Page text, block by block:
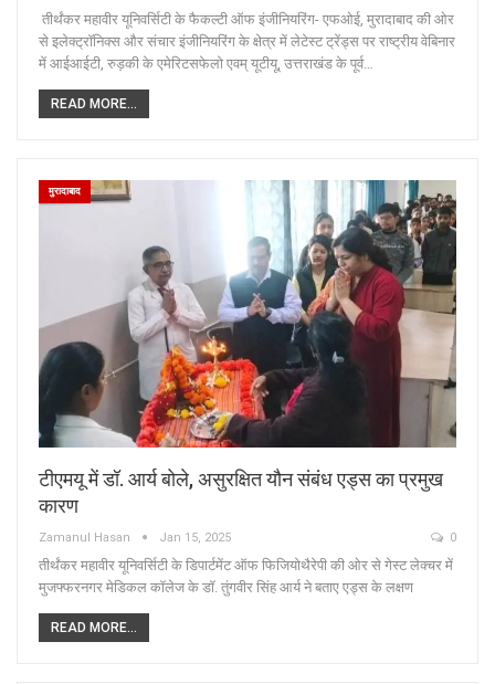
तीर्थंकर महावीर यूनिवर्सिटी के फैकल्टी ऑफ इंजीनियरिंग- एफओई, मुरादाबाद की ओर
से इलेक्ट्रॉनिक्स और संचार इंजीनियरिंग के क्षेत्र में लेटेस्ट ट्रेंड्स पर राष्ट्रीय वेबिनार
में आईआईटी, रुड़की के एमेरिटसफेलो एवम् यूटीयू, उत्तराखंड के पूर्व…
READ MORE...
मुरादाबाद
टीएमयू में डॉ. आर्य बोले, असुरक्षित यौन संबंध एड्स का प्रमुख
कारण
Zamanul Hasan Jan 15, 2025 0
तीर्थंकर महावीर यूनिवर्सिटी के डिपार्टमेंट ऑफ फिजियोथैरेपी की ओर से गेस्ट लेक्चर में
मुजफ्फरनगर मेडिकल कॉलेज के डॉ. तुंगवीर सिंह आर्य ने बताए एड्स के लक्षण
READ MORE...